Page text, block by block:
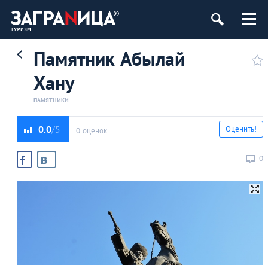
Памятник Абылай
Хану
ПАМЯТНИКИ
0.0 0 оценок
0
Оценить!